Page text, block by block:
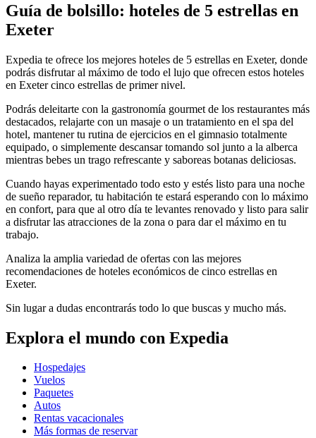
Guía de bolsillo: hoteles de 5 estrellas en
Exeter
Expedia te ofrece los mejores hoteles de 5 estrellas en Exeter, donde
podrás disfrutar al máximo de todo el lujo que ofrecen estos hoteles
en Exeter cinco estrellas de primer nivel.
Podrás deleitarte con la gastronomía gourmet de los restaurantes más
destacados, relajarte con un masaje o un tratamiento en el spa del
hotel, mantener tu rutina de ejercicios en el gimnasio totalmente
equipado, o simplemente descansar tomando sol junto a la alberca
mientras bebes un trago refrescante y saboreas botanas deliciosas.
Cuando hayas experimentado todo esto y estés listo para una noche
de sueño reparador, tu habitación te estará esperando con lo máximo
en confort, para que al otro día te levantes renovado y listo para salir
a disfrutar las atracciones de la zona o para dar el máximo en tu
trabajo.
Analiza la amplia variedad de ofertas con las mejores
recomendaciones de hoteles económicos de cinco estrellas en
Exeter.
Sin lugar a dudas encontrarás todo lo que buscas y mucho más.
Explora el mundo con Expedia
Hospedajes
Vuelos
Paquetes
Autos
Rentas vacacionales
Más formas de reservar